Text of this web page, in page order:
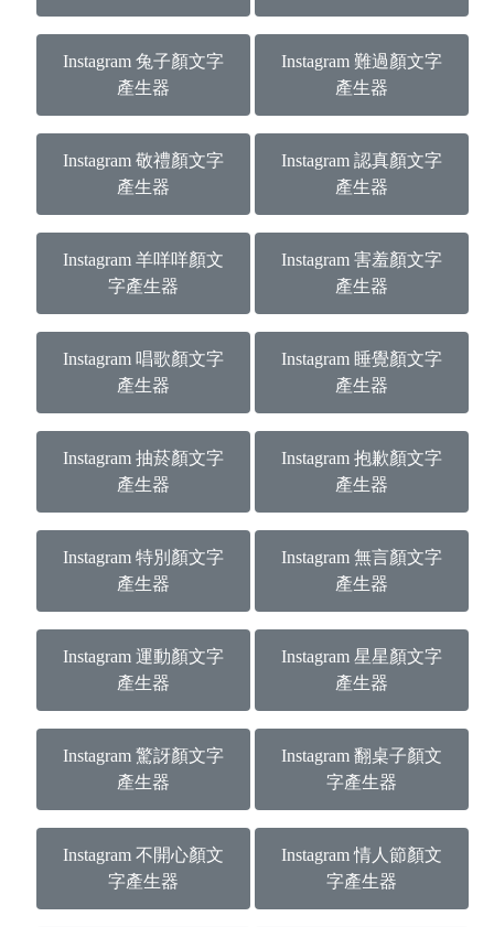
Instagram 兔子顏文字
產生器
Instagram 難過顏文字
產生器
Instagram 敬禮顏文字
產生器
Instagram 認真顏文字
產生器
Instagram 羊咩咩顏文
字產生器
Instagram 害羞顏文字
產生器
Instagram 唱歌顏文字
產生器
Instagram 睡覺顏文字
產生器
Instagram 抽菸顏文字
產生器
Instagram 抱歉顏文字
產生器
Instagram 特別顏文字
產生器
Instagram 無言顏文字
產生器
Instagram 運動顏文字
產生器
Instagram 星星顏文字
產生器
Instagram 驚訝顏文字
產生器
Instagram 翻桌子顏文
字產生器
Instagram 不開心顏文
字產生器
Instagram 情人節顏文
字產生器